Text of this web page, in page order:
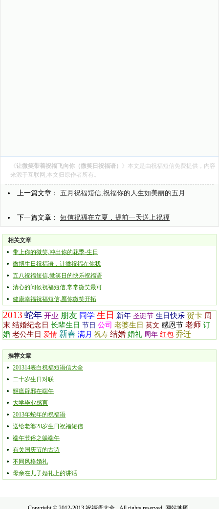
《让微笑带着祝福飞向你（微笑日祝福语） 》本文是由祝福短信免费提供，内容
来源于互联网,本文归原作者所有。
上一篇文章： 五月祝福短信,祝福你的人生如美丽的五月
下一篇文章： 短信祝福在立夏，提前一天送上祝福
相关文章
带上你的微笑,冲出你的花季-生日
微博生日祝福语，让微祝福在你我
五八祝福短信,微笑日的快乐祝福语
清心的问候祝福短信,常常微笑最可
健康幸福祝福短信,愿你微笑开拓
2013 蛇年 开业 朋友 同学 生日 新年 圣诞节 生日快乐 贺卡 周
末 结婚纪念日 长辈生日 节日 公司 老婆生日 英文 感恩节 老师 订
婚 老公生日 爱情 新春 满月 祝寿 结婚 婚礼 周年 红包 乔迁
推荐文章
201314表白祝福短语信大全
二十岁生日对联
驱瘟辟邪在端午
大学毕业感言
2013年蛇年的祝福语
送给老婆28岁生日祝福短信
端午节俗之躲端午
有关国庆节的古诗
不同风格婚礼
母亲在儿子婚礼上的讲话